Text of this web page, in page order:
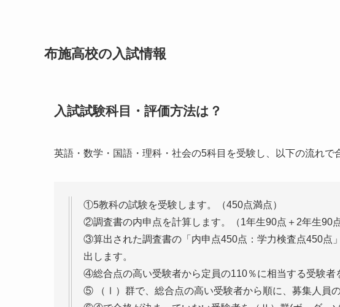
布施高校の入試情報
入試試験科目・評価方法は？
英語・数学・国語・理科・社会の5科目を受験し、以下の流れで
①5教科の試験を受験します。（450点満点）
②調査書の内申点を計算します。（1年生90点＋2年生90
③算出された調査書の「内申点450点：学力検査点450点
出します。
④総合点の高い受験者から定員の110％に相当する受験者
⑤ （Ⅰ）群で、総合点の高い受験者から順に、募集人員